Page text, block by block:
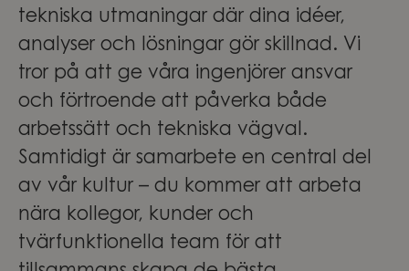
tekniska utmaningar där dina idéer,
analyser och lösningar gör skillnad. Vi
tror på att ge våra ingenjörer ansvar
och förtroende att påverka både
arbetssätt och tekniska vägval.
Samtidigt är samarbete en central del
av vår kultur – du kommer att arbeta
nära kollegor, kunder och
tvärfunktionella team för att